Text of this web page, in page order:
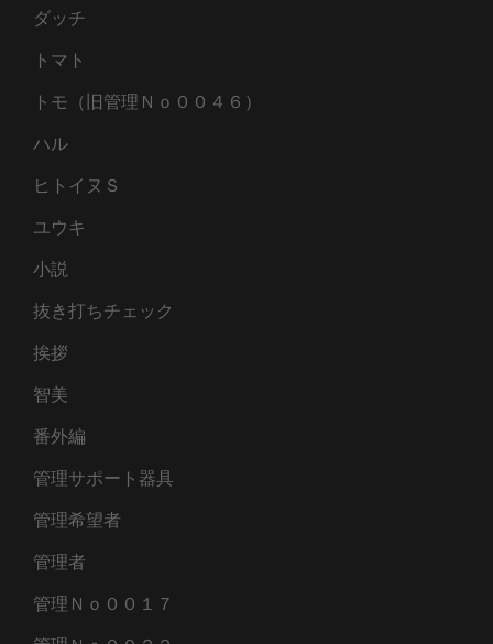
ダッチ
トマト
トモ（旧管理Ｎｏ００４６）
ハル
ヒトイヌＳ
ユウキ
小説
抜き打ちチェック
挨拶
智美
番外編
管理サポート器具
管理希望者
管理者
管理Ｎｏ００１７